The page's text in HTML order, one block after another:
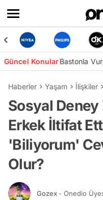
Güncel KonularBastonla
Haberler Yaşam İlişkiler
Sosyal Deney
Erkek İltifat
'Biliyorum'
Olur?
Gozex - Onedio